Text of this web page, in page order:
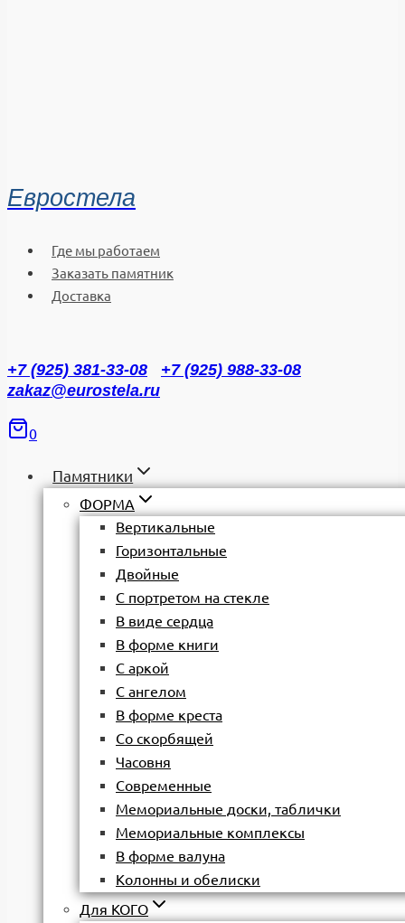
Евростела
Где мы работаем
Заказать памятник
Доставка
+7 (925) 381-33-08
+7 (925) 988-33-08
zakaz@eurostela.ru
0
Памятники
ФОРМА
Вертикальные
Горизонтальные
Двойные
С портретом на стекле
В виде сердца
В форме книги
С аркой
С ангелом
В форме креста
Со скорбящей
Часовня
Современные
Мемориальные доски, таблички
Мемориальные комплексы
В форме валуна
Колонны и обелиски
Для КОГО